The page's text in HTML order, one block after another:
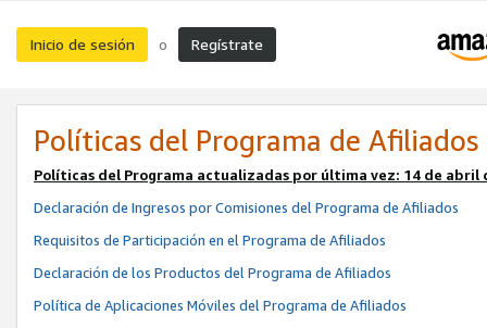
Inicio de sesión o Regístrate
Políticas del Programa de Afiliados
Políticas del Programa actualizadas por última vez: 14 de abril
Declaración de Ingresos por Comisiones del Programa de Afiliados
Requisitos de Participación en el Programa de Afiliados
Declaración de los Productos del Programa de Afiliados
Política de Aplicaciones Móviles del Programa de Afiliados